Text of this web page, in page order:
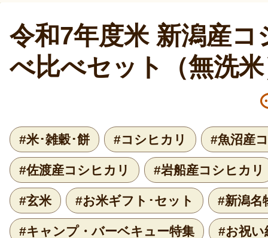
令和7年度米 新潟産コ
べ比べセット（無洗
#米･雑穀･餅 #コシヒカリ #魚沼産
#佐渡産コシヒカリ #岩船産コシヒカリ
#玄米 #お米ギフト･セット #新潟名
#キャンプ・バーベキュー特集 #お祝い